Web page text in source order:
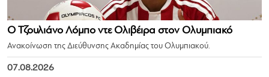
Ο Τζουλιάνο Λόμπο ντε Ολιβέιρα στον Ολυμπιακό
Ανακοίνωση της Διεύθυνσης Ακαδημίας του Ολυμπιακού.
07.08.2026